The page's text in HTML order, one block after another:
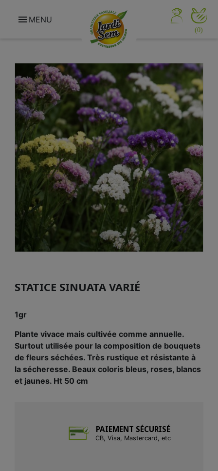
(0)
 MENU
STATICE SINUATA VARIÉ
1gr
Plante vivace mais cultivée comme annuelle.
Surtout utilisée pour la composition de bouquets
de fleurs séchées. Très rustique et résistante à
la sécheresse. Beaux coloris bleus, roses, blancs
et jaunes. Ht 50 cm
PAIEMENT SÉCURISÉ
CB, Visa, Mastercard, etc